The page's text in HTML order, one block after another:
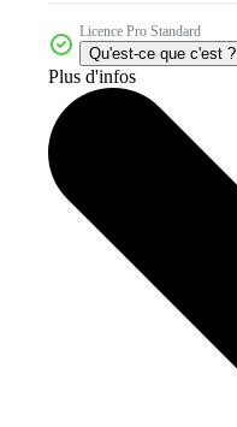
Licence Pro Standard
Qu'est-ce que c'est ?
Plus d'infos